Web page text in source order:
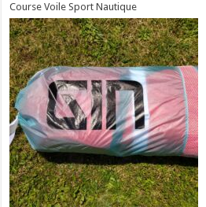
Course Voile Sport Nautique